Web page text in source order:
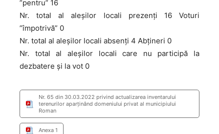
”pentru” 16
Nr. total al aleșilor locali prezenți 16 Voturi
”împotrivă” 0
Nr. total al aleșilor locali absenți 4 Abțineri 0
Nr. total al aleșilor locali care nu participă la
dezbatere și la vot 0
Nr. 65 din 30.03.2022 privind actualizarea inventarului
terenurilor aparținând domeniului privat al municipiului
Roman
Anexa 1